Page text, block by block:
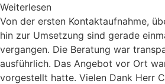
Weiterlesen
Von der ersten Kontaktaufnahme,
hin zur Umsetzung sind gerade
vergangen. Die Beratung war
ausführlich. Das Angebot vor Ort
vorgestellt hatte. Vielen Dank Herr